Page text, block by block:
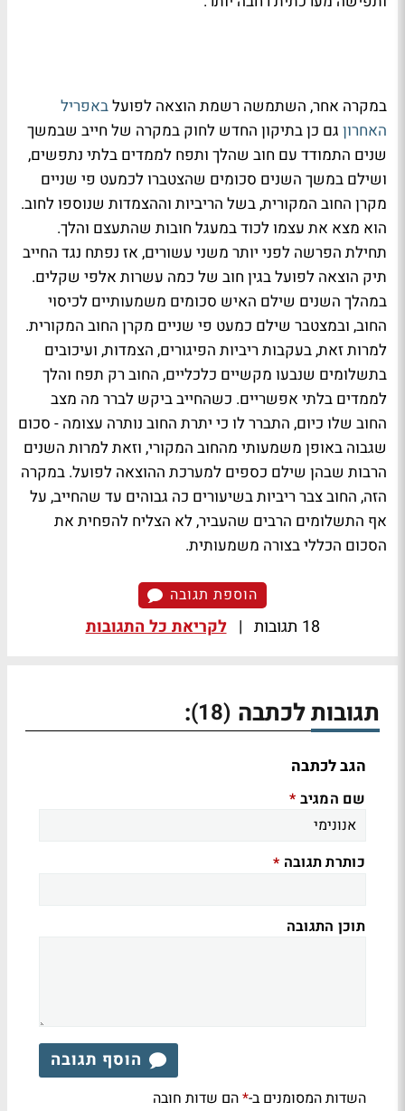
במקרה אחר, השתמשה רשמת הוצאה לפועלבאפריל
האחרון גם כן בתיקון החדש לחוק במקרה של חייב שבמשך
שנים התמודד עם חוב שהלך ותפח לממדים בלתי נתפשים,
ושילם במשך השנים סכומים שהצטברו לכמעט פי שניים
מקרן החוב המקורית, בשל הריביות וההצמדות שנוספו לחוב.
הוא מצא את עצמו לכוד במעגל חובות שהתעצם והלך.
תחילת הפרשה לפני יותר משני עשורים, אז נפתח נגד החייב
תיק הוצאה לפועל בגין חוב של כמה עשרות אלפי שקלים.
במהלך השנים שילם האיש סכומים משמעותיים לכיסוי
החוב, ובמצטבר שילם כמעט פי שניים מקרן החוב המקורית.
למרות זאת, בעקבות ריביות הפיגורים, הצמדות, ועיכובים
בתשלומים שנבעו מקשיים כלכליים, החוב רק תפח והלך
לממדים בלתי אפשריים. כשהחייב ביקש לברר מה מצב
החוב שלו כיום, התברר לו כי יתרת החוב נותרה עצומה - סכום
שגבוה באופן משמעותי מהחוב המקורי, וזאת למרות השנים
הרבות שבהן שילם כספים למערכת ההוצאה לפועל. במקרה
הזה, החוב צבר ריביות בשיעורים כה גבוהים עד שהחייב, על
אף התשלומים הרבים שהעביר, לא הצליח להפחית את
הסכום הכללי בצורה משמעותית.
הוספת תגובה
18 תגובות | לקריאת כל התגובות
תגובות לכתבה (18)
:
הגב לכתבה
שם המגיב *
כותרת תגובה *
תוכן התגובה
הוסף תגובה
השדות המסומנים ב-*הם שדות חובה